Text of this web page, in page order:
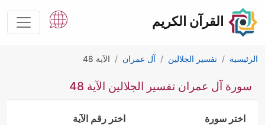
القرآن الكريم
الرئيسية تفسير الجلالين آل عمران الآية 48
سورة آل عمران تفسير الجلالين الآية 48
اختر سورة اختر رقم الآية